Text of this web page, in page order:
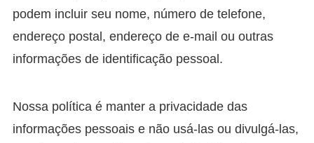
podem incluir seu nome, número de telefone,
endereço postal, endereço de e-mail ou outras
informações de identificação pessoal.
Nossa política é manter a privacidade das
informações pessoais e não usá-las ou divulgá-las,